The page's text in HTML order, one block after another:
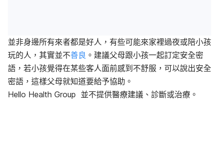
並非身邊所有來者都是好人，有些可能來家裡過夜或陪小孩
玩的人，其實並不善良 。建議父母跟小孩一起訂定安全密
語，若小孩覺得在某些客人面前感到不舒服，可以說出安全
密語，這樣父母就知道要給予協助。
Hello Health Group 並不提供醫療建議、診斷或治療。